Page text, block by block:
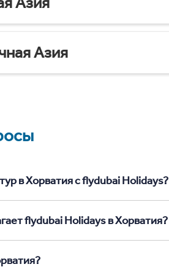
Азия
в Хорватия с flydubai Holidays?
flydubai Holidays в Хорватия?